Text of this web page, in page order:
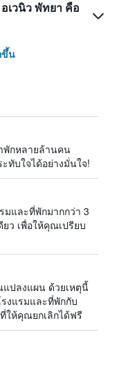
เวนิว พัทยา คือ
ขึ้น
พักหลายล้านคน
ทับใจได้อย่างมั่นใจ!
มและที่พักมากกว่า 3
ว เพื่อให้คุณเปรียบ
แปลงแผน ด้วยเหตุนี้
งแรมและที่พักกับ
ให้คุณยกเลิกได้ฟรี